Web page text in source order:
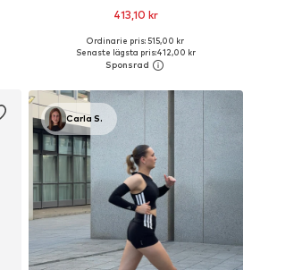
413,10 kr
Tillgängliga storlekar: XS, S, M, L, XL
Lägg till i varukorgen
Ordinarie pris: 515,00 kr
Senaste lägsta pris:412,00 kr
Carla S.